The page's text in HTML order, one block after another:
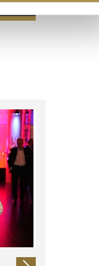
anbieten zu können
diese Informationen
im Rahmen Ihrer Nutzung